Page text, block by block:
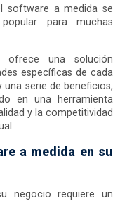
software a medida se
para muchas
ofrece una solución
específicas de cada
serie de beneficios,
en una herramienta
y la competitividad
a medida en su
negocio requiere un